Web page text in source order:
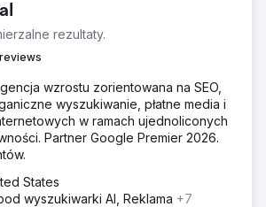
rezultaty.
wzrostu zorientowana na SEO,
wyszukiwanie, płatne media i
w ramach ujednoliconych
Partner Google Premier 2026.
States
wyszukiwarki AI, Reklama +7